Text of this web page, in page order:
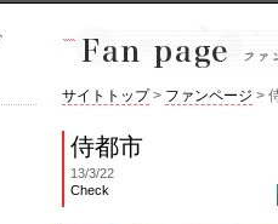
サイトトップ> ファンページ >
侍都市
13/3/22
Check